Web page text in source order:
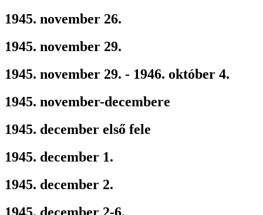
1945. november 26.
1945. november 29.
1945. november 29. - 1946. október 4.
1945. november-decembere
1945. december első fele
1945. december 1.
1945. december 2.
1945. december 2-6.